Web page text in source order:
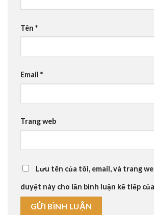
Tên *
Email *
Trang web
Lưu tên của tôi, email, và trang
duyệt này cho lần bình luận kế tiếp